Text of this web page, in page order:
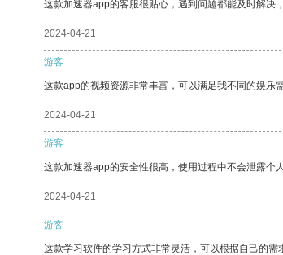
这款加速器app的客服很贴心，遇到问题都能及时解决
2024-04-21
游客
这款app的视频资源非常丰富，可以满足我不同的娱乐需
2024-04-21
游客
这款加速器app的安全性很高，使用过程中不会泄露个
2024-04-21
游客
这款学习软件的学习方式非常灵活，可以根据自己的需